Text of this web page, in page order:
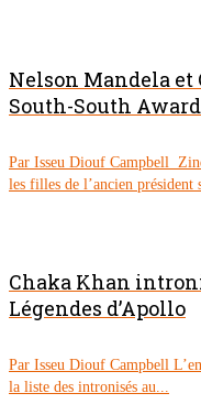
Nelson Mandela et
South-South
Par Isseu Diouf Campbell
les filles de l’ancien président
Chaka Khan
Légendes d’Apollo
Par Isseu Diouf Campbell
la liste des intronisés au...